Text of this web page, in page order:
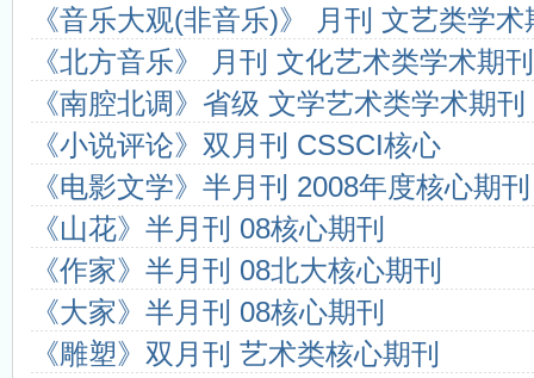
《音乐大观(非音乐)》 月刊 文艺类学术
《北方音乐》 月刊 文化艺术类学术期刊
《南腔北调》省级 文学艺术类学术期刊
《小说评论》双月刊 CSSCI核心
《电影文学》半月刊 2008年度核心期刊
《山花》半月刊 08核心期刊
《作家》半月刊 08北大核心期刊
《大家》半月刊 08核心期刊
《雕塑》双月刊 艺术类核心期刊